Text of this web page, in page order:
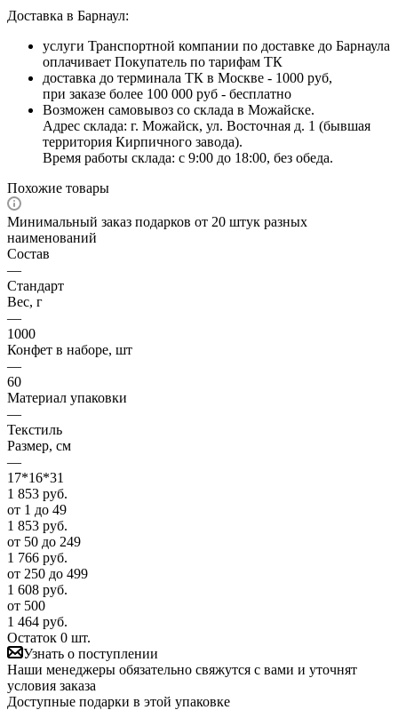
Доставка в Барнаул:
услуги Транспортной компании по доставке до Барнаула
оплачивает Покупатель по тарифам ТК
доставка до терминала ТК в Москве - 1000 руб,
при заказе более 100 000 руб - бесплатно
Возможен самовывоз со склада в Можайске.
Адрес склада: г. Можайск, ул. Восточная д. 1 (бывшая
территория Кирпичного завода).
Время работы склада: с 9:00 до 18:00, без обеда.
Похожие товары
Минимальный заказ подарков от 20 штук разных
наименований
Состав
—
Стандарт
Вес, г
—
1000
Конфет в наборе, шт
—
60
Материал упаковки
—
Текстиль
Размер, см
—
17*16*31
1 853 руб.
от 1 до 49
1 853 руб.
от 50 до 249
1 766 руб.
от 250 до 499
1 608 руб.
от 500
1 464 руб.
Остаток 0 шт.
Узнать о поступлении
Наши менеджеры обязательно свяжутся с вами и уточнят
условия заказа
Доступные подарки в этой упаковке